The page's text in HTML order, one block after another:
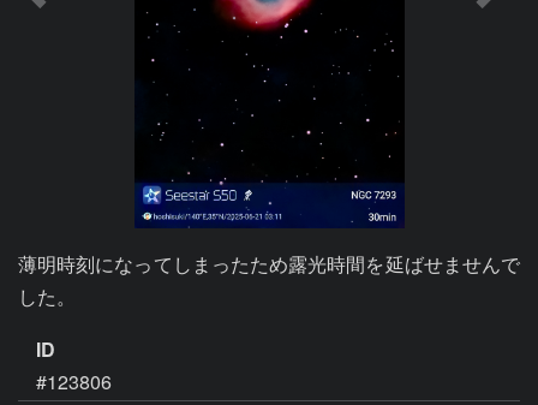
薄明時刻になってしまったため露光時間を延ばせませんで
した。
ID
#123806